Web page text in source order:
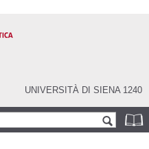
UNIVERSITÀ DI SIENA 1240
Form di ricerca